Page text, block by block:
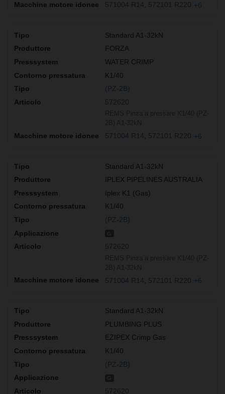
571004 R14 572101 R220 +6
Standard A1-32kN
FORZA
WATER CRIMP
K1/40
(PZ-2B)
572620
571004 R14 572101 R220 +6
Standard A1-32kN
IPLEX PIPELINES AUSTRALIA
Iplex K1 (Gas)
K1/40
(PZ-2B)
572620
571004 R14 572101 R220 +6
Standard A1-32kN
PLUMBING PLUS
EZIPEX Crimp Gas
K1/40
(PZ-2B)
572620